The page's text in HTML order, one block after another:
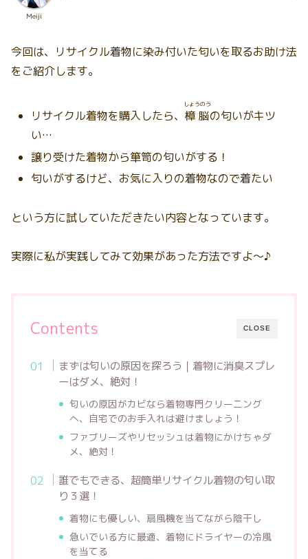
Meiji
今回は、リサイクル着物に染み付いた匂いを取るお助け法
をご紹介します。
リサイクル着物を購入したら、樟脳
しょうのう
の匂いがキツ
い…
譲り受けた着物から箪笥の匂いがする！
匂いがするけど、お気に入りの着物なので着たい
という方に試していただきたい内容となっています。
実際に私が実践してみて効果があった方法ですよ～♪
CLOSE
Contents
まずは匂いの原因を探ろう｜着物に消臭スプレ
ーはダメ、絶対！
匂いの原因がカビなら着物専門クリーニング
へ、自宅でのお手入れは避けましょう！
ファブリーズやリセッシュは着物にかけちゃダ
メ、絶対！
誰でもできる、超簡単リサイクル着物の匂い取
り３選！
着物にも優しい、扇風機を当てながら陰干し
急いでいる方に最適、着物にドライヤーの冷風
を当てる